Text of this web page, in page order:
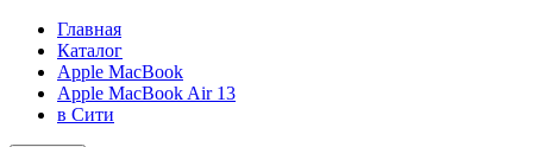
Главная
Каталог
Apple MacBook
Apple MacBook Air 13
в Сити